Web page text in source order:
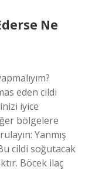
Ne
eden cildi
iyice
bölgelere
Yanmış
cildi soğutacak
Böcek ilaç